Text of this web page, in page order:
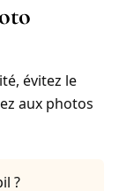
évitez le
aux photos
?